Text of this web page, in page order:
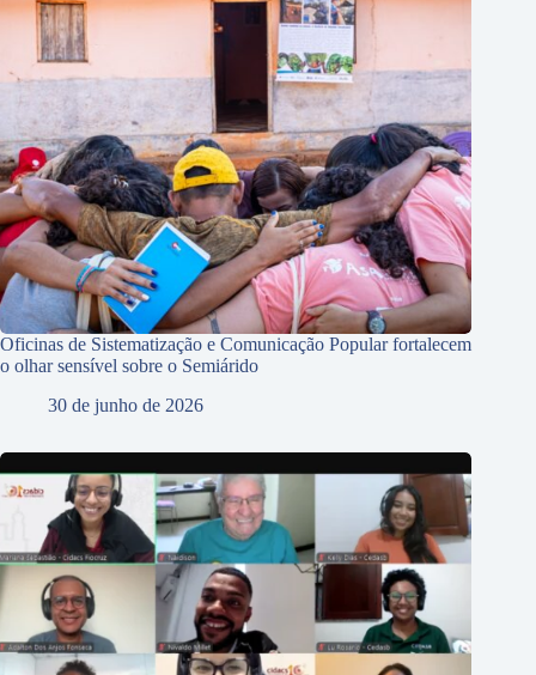
Oficinas de Sistematização e Comunicação Popular fortalecem
o olhar sensível sobre o Semiárido
30 de junho de 2026